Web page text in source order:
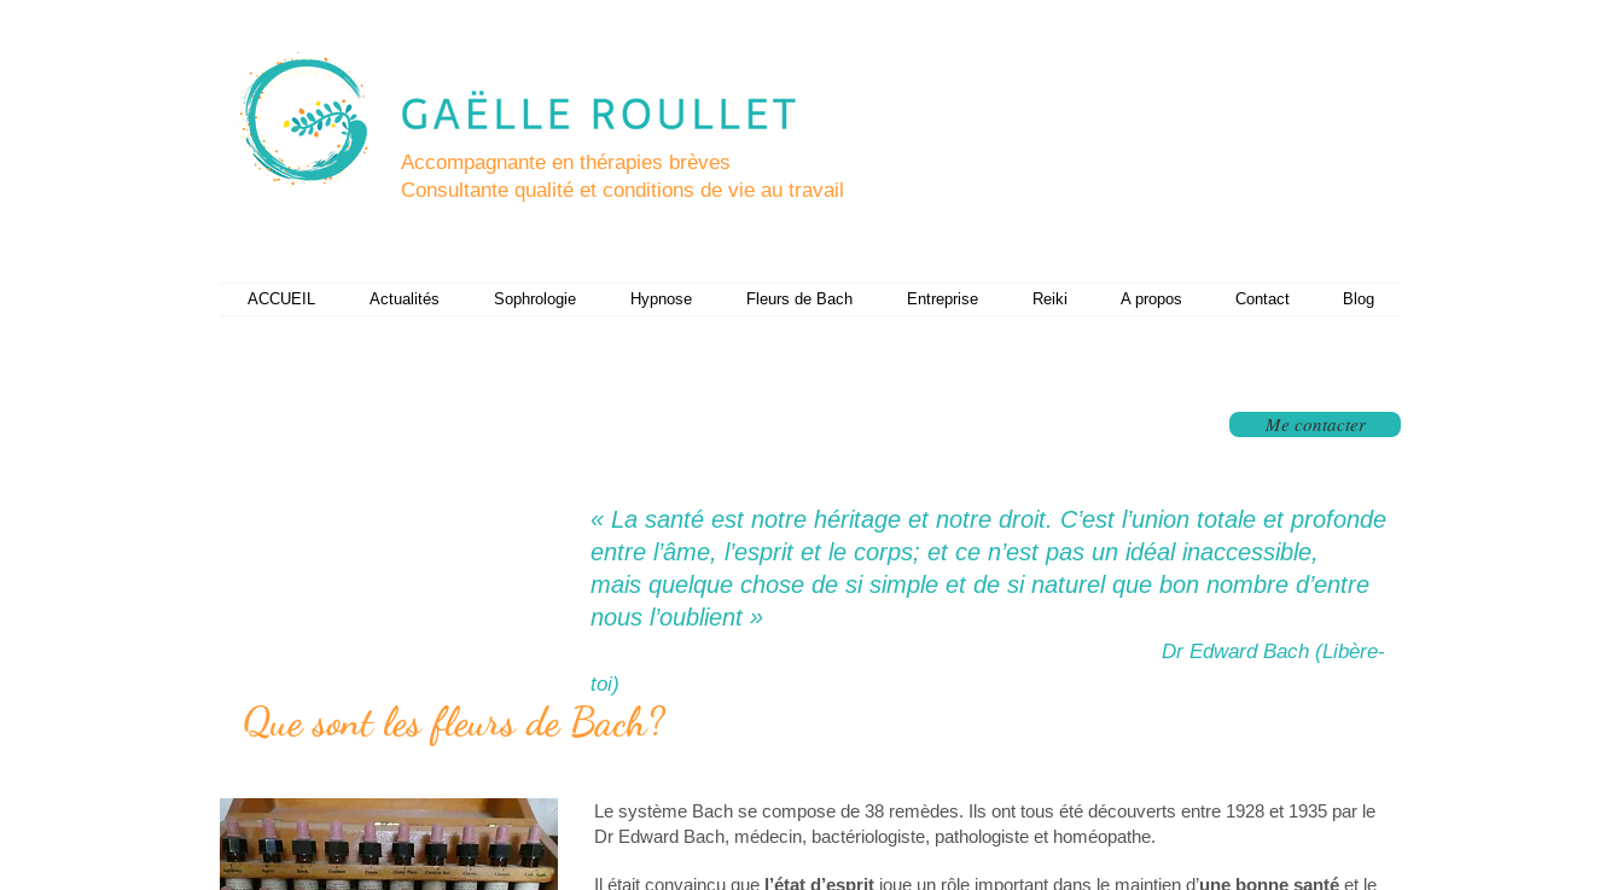
Accompagnante en thérapies brèves
Consultante qualité et conditions de vie au travail
ACCUEIL Actualités Sophrologie Hypnose Fleurs de Bach Entreprise Reiki A propos Contact Blog
Me contacter
« La santé est notre héritage et notre droit. C’est l’union totale et profonde
entre l’âme, l’esprit et le corps; et ce n’est pas un idéal inaccessible,
mais quelque chose de si simple et de si naturel que bon nombre d’entre
nous l’oublient »
Dr Edward Bach (Libère-
toi)
Que sont les fleurs de Bach?
Le système Bach se compose de 38 remèdes. Ils ont tous été découverts entre 1928 et 1935 par le
Dr Edward Bach, médecin, bactériologiste, pathologiste et homéopathe.
Il était convaincu que l’état d’esprit joue un rôle important dans le maintien d’une bonne santé et le